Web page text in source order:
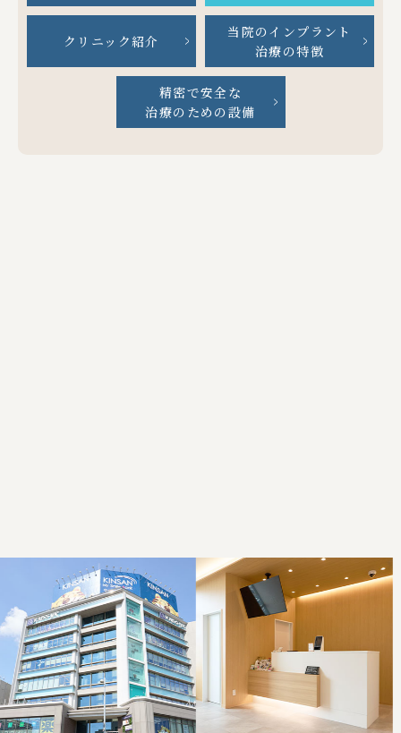
クリニック紹介
当院の インプラント
治療の特徴
精密で安全な
治療のための 設備
Previous